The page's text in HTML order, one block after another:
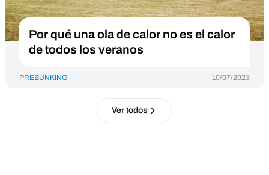
Por qué una ola de calor no es el calor
de todos los veranos
PREBUNKING 10/07/2023
Ver todos